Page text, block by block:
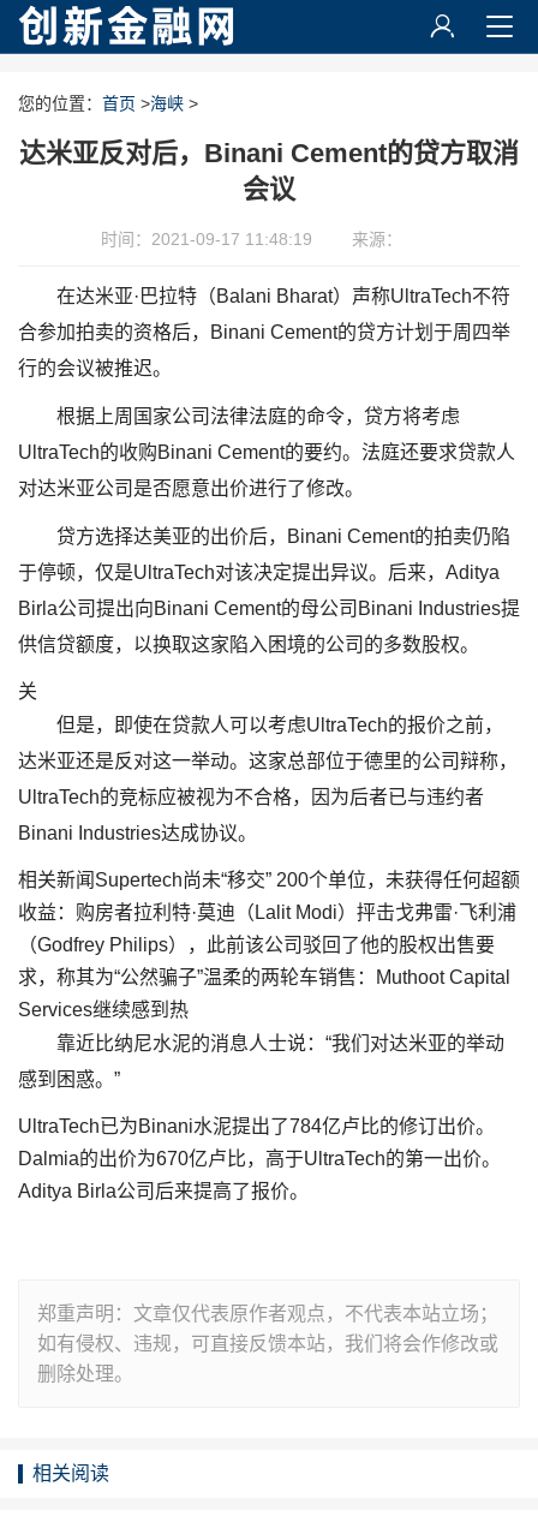
您的位置： 首页 >海峡 >
达米亚反对后，Binani Cement的贷方取消
会议
时间：2021-09-17 11:48:19 来源：
在达米亚·巴拉特（Balani Bharat）声称UltraTech不符
合参加拍卖的资格后，Binani Cement的贷方计划于周四举
行的会议被推迟。
根据上周国家公司法律法庭的命令，贷方将考虑
UltraTech的收购Binani Cement的要约。法庭还要求贷款人
对达米亚公司是否愿意出价进行了修改。
贷方选择达美亚的出价后，Binani Cement的拍卖仍陷
于停顿，仅是UltraTech对该决定提出异议。后来，Aditya
Birla公司提出向Binani Cement的母公司Binani Industries提
供信贷额度，以换取这家陷入困境的公司的多数股权。
关
但是，即使在贷款人可以考虑UltraTech的报价之前，
达米亚还是反对这一举动。这家总部位于德里的公司辩称，
UltraTech的竞标应被视为不合格，因为后者已与违约者
Binani Industries达成协议。
相关新闻Supertech尚未“移交” 200个单位，未获得任何超额
收益：购房者拉利特·莫迪（Lalit Modi）抨击戈弗雷·飞利浦
（Godfrey Philips），此前该公司驳回了他的股权出售要
求，称其为“公然骗子”温柔的两轮车销售：Muthoot Capital
Services继续感到热
靠近比纳尼水泥的消息人士说：“我们对达米亚的举动
感到困惑。”
UltraTech已为Binani水泥提出了784亿卢比的修订出价。
Dalmia的出价为670亿卢比，高于UltraTech的第一出价。
Aditya Birla公司后来提高了报价。
郑重声明：文章仅代表原作者观点，不代表本站立场；
如有侵权、违规，可直接反馈本站，我们将会作修改或
删除处理。
相关阅读